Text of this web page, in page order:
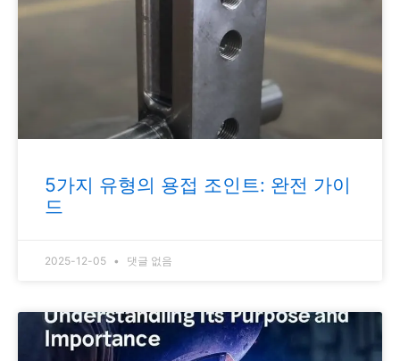
5가지 유형의 용접 조인트: 완전 가이
드
2025-12-05 댓글 없음